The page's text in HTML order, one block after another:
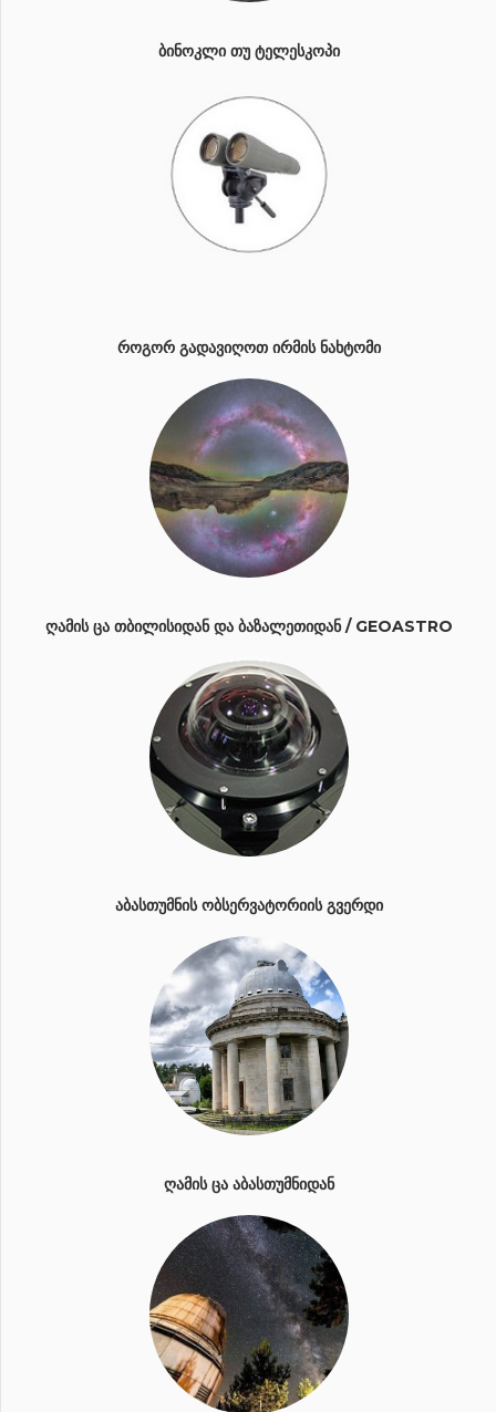
ᲑᲘᲜᲝᲙᲚᲘ ᲗᲣ ᲢᲔᲚᲔᲡᲙᲝᲞᲘ
ᲠᲝᲒᲝᲠ ᲒᲐᲓᲐᲕᲘᲦᲝᲗ ᲘᲠᲛᲘᲡ ᲜᲐᲮᲢᲝᲛᲘ
ᲦᲐᲛᲘᲡ ᲪᲐ ᲗᲑᲘᲚᲘᲡᲘᲓᲐᲜ ᲓᲐ ᲑᲐᲖᲐᲚᲔᲗᲘᲓᲐᲜ / GEOASTRO
ᲐᲑᲐᲡᲗᲣᲛᲜᲘᲡ ᲝᲑᲡᲔᲠᲕᲐᲢᲝᲠᲘᲘᲡ ᲒᲕᲔᲠᲓᲘ
ᲦᲐᲛᲘᲡ ᲪᲐ ᲐᲑᲐᲡᲗᲣᲛᲜᲘᲓᲐᲜ